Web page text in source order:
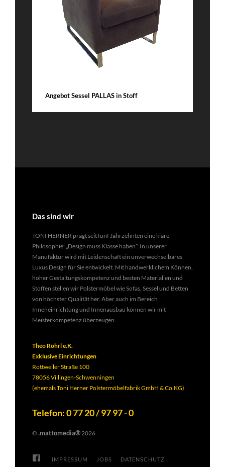
DETAILS
Angebot Sessel PALLAS in Stoff
Das sind wir
TONI HERNER prägt seit fünf Jahrzehnten eine klare
Philosophie: „Design muss Klasse haben”. In unserer
Manufaktur wird mit Leidenschaft ein unverwechselbares
Luxus Design für Sie entwickelt. Mit handwerklichem Können,
hoher Gestaltungskompetenz und besten Materialien und
Stoffen stellen wir Polstermöbel wie Sofas, Sessel und Betten
von höchster Qualität her. Aber auch im Bereich
Inneneinrichtung und Innenausbau können wir mit
Meisterkompetenz überzeugen.
Theo Röhrl e.K.
Exklusive Einrichtungen
Rottweiler Straße 100
78056 Villingen-Schwenningen
(ehemals Toni Herner Polstermöbelfabrik GmbH & Co.KG)
Telefon: 0 77 20 / 97 97 - 0
© .mattomedia® 2026
IMPRESSUM JOBS DATENSCHUTZ